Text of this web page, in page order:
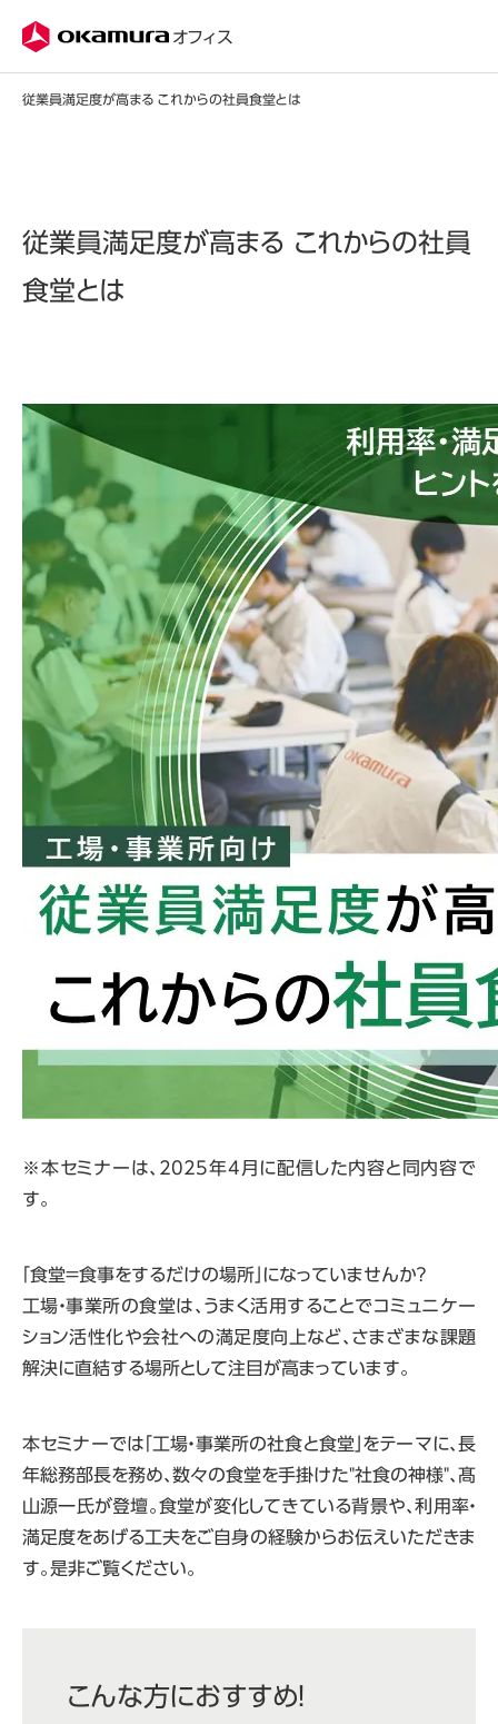
オフィス
従業員満足度が高まる これからの社員食堂とは
従業員満足度が高まる これからの社員
食堂とは
※本セミナーは、2025年4月に配信した内容と同内容で
す。
「食堂＝食事をするだけの場所」になっていませんか？
工場・事業所の食堂は、うまく活用することでコミュニケー
ション活性化や会社への満足度向上など、さまざまな課題
解決に直結する場所として注目が高まっています。
本セミナーでは「工場・事業所の社食と食堂」をテーマに、長
年総務部長を務め、数々の食堂を手掛けた"社食の神様"、髙
山源一氏が登壇。食堂が変化してきている背景や、利用率・
満足度をあげる工夫をご自身の経験からお伝えいただきま
す。是非ご覧ください。
こんな方におすすめ！